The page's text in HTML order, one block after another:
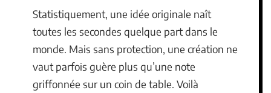
Statistiquement, une idée originale naît
toutes les secondes quelque part dans le
monde. Mais sans protection, une création ne
vaut parfois guère plus qu’une note
griffonnée sur un coin de table. Voilà